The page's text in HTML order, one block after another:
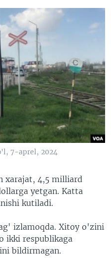
7-aprel, 2024
xarajat, 4,5 milliard
yetgan. Katta
kutiladi.
izlamoqda. Xitoy o'zini
ikki respublikaga
bildirmagan.